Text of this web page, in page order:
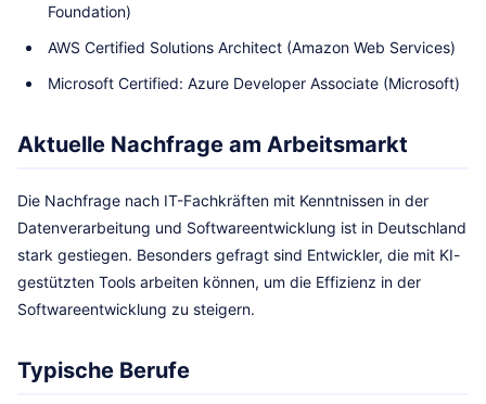
Foundation)
AWS Certified Solutions Architect (Amazon Web Services)
Microsoft Certified: Azure Developer Associate (Microsoft)
Aktuelle Nachfrage am Arbeitsmarkt
Die Nachfrage nach IT-Fachkräften mit Kenntnissen in der
Datenverarbeitung und Softwareentwicklung ist in Deutschland
stark gestiegen. Besonders gefragt sind Entwickler, die mit KI-
gestützten Tools arbeiten können, um die Effizienz in der
Softwareentwicklung zu steigern.
Typische Berufe